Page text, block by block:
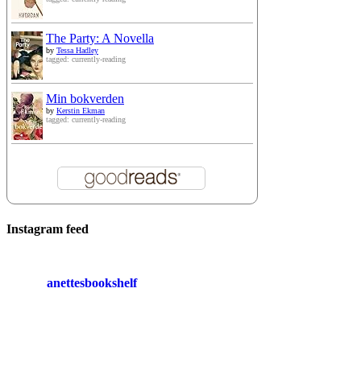
The Party: A Novella
by Tessa Hadley
tagged: currently-reading
Min bokverden
by Kerstin Ekman
tagged: currently-reading
Instagram feed
anettesbookshelf